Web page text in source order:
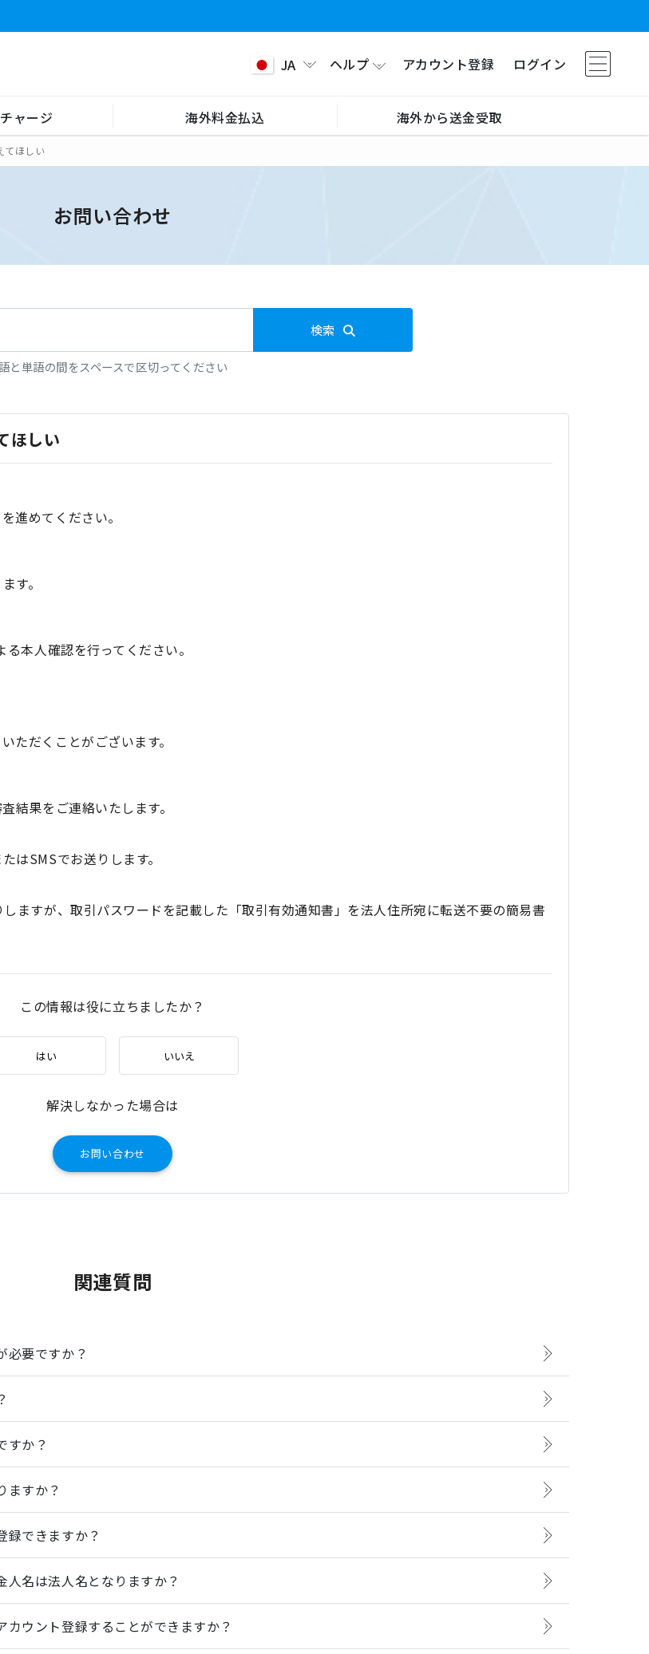
JA ヘルプ アカウント登録 ログイン
ャージ 海外料金払込 海外から送金受取
てほしい
お問い合わせ
検索
と単語の間をスペースで区切ってください
ほしい
進めてください。
す。
本人確認を行ってください。
ただくことがございます。
結果をご連絡いたします。
はSMSでお送りします。
ますが、取引パスワードを記載した「取引有効通知書」を法人住所宛に転送不要の簡易書
この情報は役に立ちましたか？
はい いいえ
解決しなかった場合は
お問い合わせ
関連質問
必要ですか？
すか？
ますか？
録できますか？
名は法人名となりますか？
ウント登録することができますか？